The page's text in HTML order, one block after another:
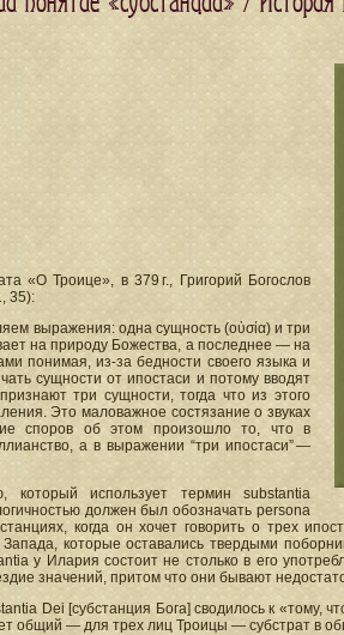
«О Троице», в 379 г., Григорий Богослов
35):
выражения: одна сущность (οὐσία) и три
на природу Божества, а последнее — на
понимая, из-за бедности своего языка и
сущности от ипостаси и потому вводят
три сущности, тогда что из этого
Это маловажное состязание о звуках
споров об этом произошло то, что в
а в выражении “три ипостаси” —
который использует термин substantia
должен был обозначать persona
когда он хочет говорить о трех
которые оставались твердыми
у Илария состоит не столько в его
значений, притом что они бывают
Dei [субстанция Бога] сводилось к «тому,
общий — для трех лиц Троицы — субстрат в